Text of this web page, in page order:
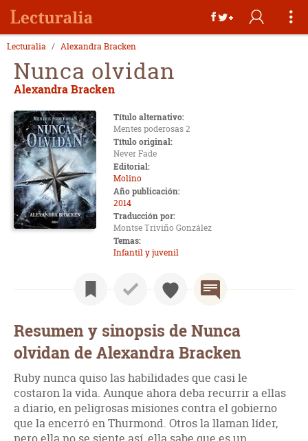
Lecturalia Alexandra Bracken
Nunca olvidan
Alexandra Bracken
Título alternativo:
Mentes poderosas 2
Título original:
Never Fade
Editorial:
Molino
Año publicación:
2014
Traducción por:
Montse Triviño González
Temas:
Infantil y juvenil
Resumen y sinopsis de Nunca
olvidan de Alexandra Bracken
Ruby nunca quiso las habilidades que casi le
costaron la vida. Aunque ahora deba recurrir a ellas
a diario, en peligrosas misiones contra el gobierno
que la encerró en Thurmond. Otros la llaman líder,